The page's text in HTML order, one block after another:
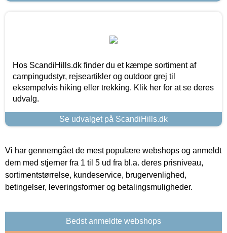
Hos ScandiHills.dk finder du et kæmpe sortiment af
campingudstyr, rejseartikler og outdoor grej til
eksempelvis hiking eller trekking. Klik her for at se deres
udvalg.
Se udvalget på ScandiHills.dk
Vi har gennemgået de mest populære webshops og anmeldt
dem med stjerner fra 1 til 5 ud fra bl.a. deres prisniveau,
sortimentstørrelse, kundeservice, brugervenlighed,
betingelser, leveringsformer og betalingsmuligheder.
Bedst anmeldte webshops